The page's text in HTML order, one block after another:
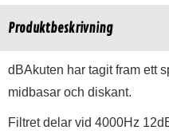
Produktbeskrivning
dBAkuten har tagit fram ett
midbasar och diskant.
Filtret delar vid 4000Hz